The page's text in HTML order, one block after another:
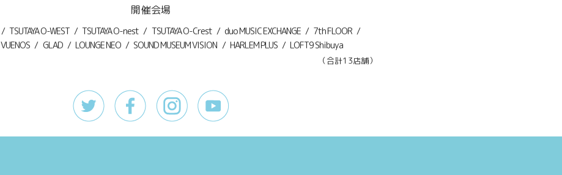
開催会場
TSUTAYA O-WEST TSUTAYA O-nest TSUTAYA O-Crest duo MUSIC EXCHANGE
7th FLOOR
VUENOS GLAD LOUNGE NEO SOUND MUSEUM VISION HARLEM PLUS LOFT9 Shibuya
（合計13店舗）